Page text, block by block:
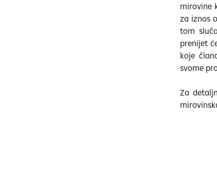
mirovine
za iznos
tom
prenijet
koje
svome
Za